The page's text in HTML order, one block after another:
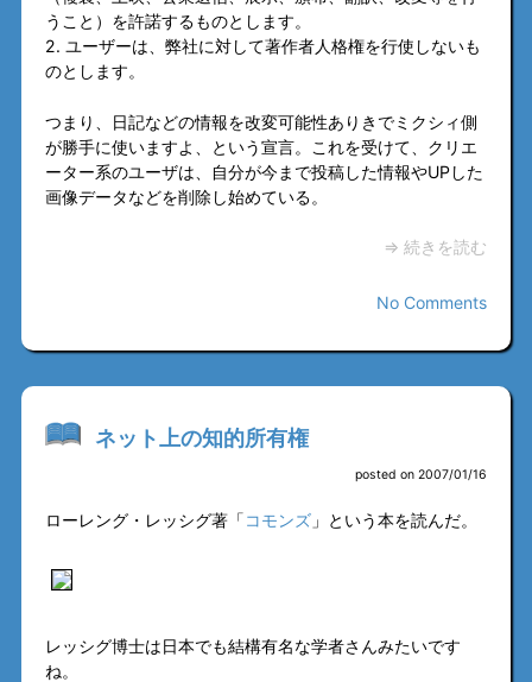
うこと）を許諾するものとします。
2. ユーザーは、弊社に対して著作者人格権を行使しないも
のとします。
つまり、日記などの情報を改変可能性ありきでミクシィ側
が勝手に使いますよ、という宣言。これを受けて、クリエ
ーター系のユーザは、自分が今まで投稿した情報やUPした
画像データなどを削除し始めている。
⇒ 続きを読む
No Comments
ネット上の知的所有権
posted on 2007/01/16
ローレング・レッシグ著「コモンズ」という本を読んだ。
レッシグ博士は日本でも結構有名な学者さんみたいです
ね。